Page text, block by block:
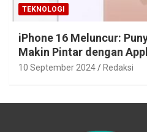
TEKNOLOGI
iPhone 16 Meluncur:
Makin Pintar dengan
10 September 2024 Redaksi